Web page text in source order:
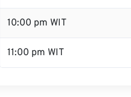
10:00 pm WIT
11:00 pm WIT